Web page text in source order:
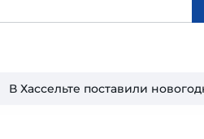
В Хассельте поставили